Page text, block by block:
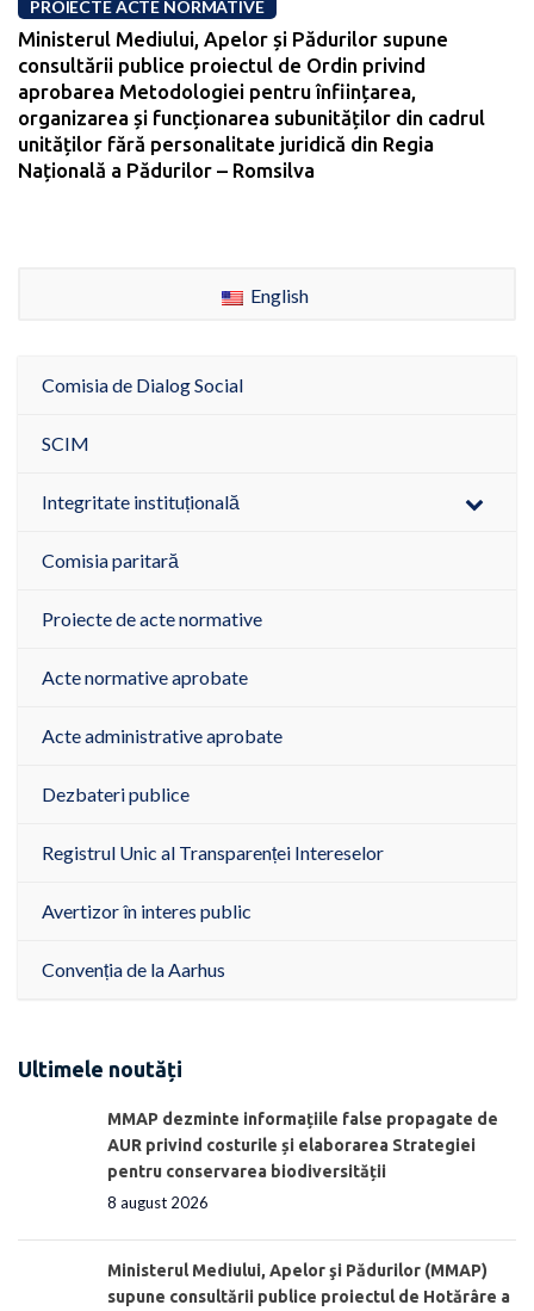
PROIECTE ACTE NORMATIVE
Ministerul Mediului, Apelor și Pădurilor supune
consultării publice proiectul de Ordin privind
aprobarea Metodologiei pentru înființarea,
organizarea și funcționarea subunităților din cadrul
unităților fără personalitate juridică din Regia
Națională a Pădurilor – Romsilva
English
Comisia de Dialog Social
SCIM
Integritate instituțională
Comisia paritară
Proiecte de acte normative
Acte normative aprobate
Acte administrative aprobate
Dezbateri publice
Registrul Unic al Transparenței Intereselor
Avertizor în interes public
Convenția de la Aarhus
Ultimele noutăți
MMAP dezminte informațiile false propagate de
AUR privind costurile și elaborarea Strategiei
pentru conservarea biodiversității
8 august 2026
Ministerul Mediului, Apelor şi Pădurilor (MMAP)
supune consultării publice proiectul de Hotărâre a